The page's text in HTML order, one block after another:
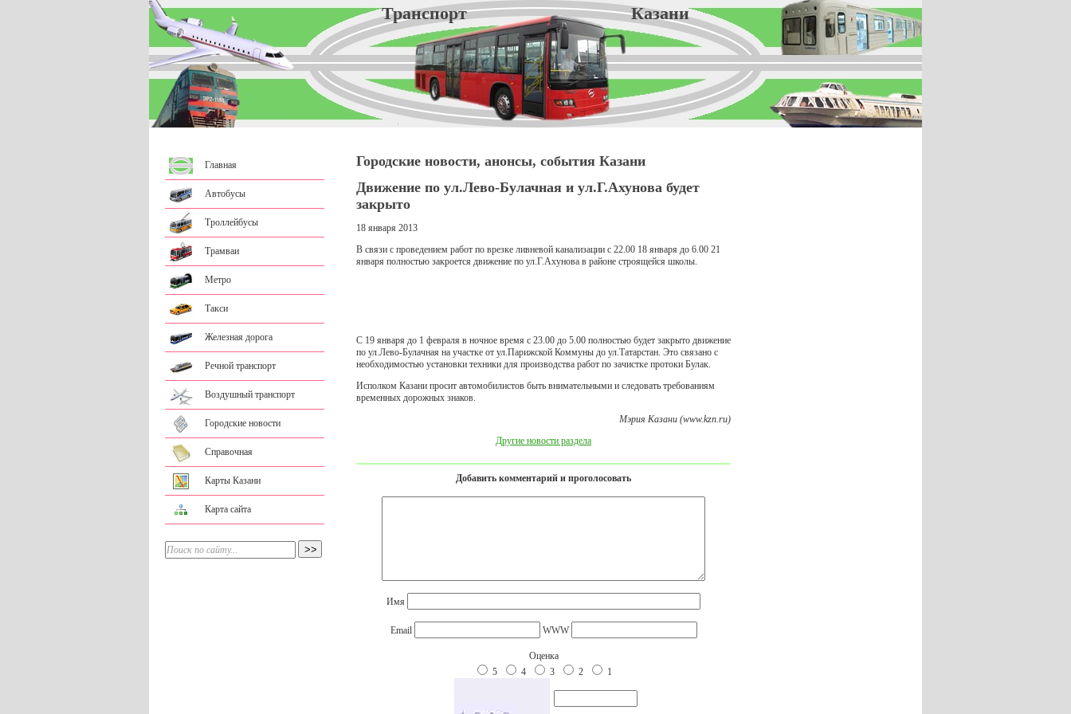
Транспорт Казани
Главная
Автобусы
Троллейбусы
Трамваи
Метро
Такси
Железная дорога
Речной транспорт
Воздушный транспорт
Городские новости
Справочная
Карты Казани
Карта сайта
Городские новости, анонсы, события Казани
Движение по ул.Лево-Булачная и ул.Г.Ахунова будет
закрыто
18 января 2013
В связи с проведением работ по врезке ливневой канализации с 22.00 18 января до 6.00 21
января полностью закроется движение по ул.Г.Ахунова в районе строящейся школы.
С 19 января до 1 февраля в ночное время с 23.00 до 5.00 полностью будет закрыто движение
по ул.Лево-Булачная на участке от ул.Парижской Коммуны до ул.Татарстан. Это связано с
необходимостью установки техники для производства работ по зачистке протоки Булак.
Исполком Казани просит автомобилистов быть внимательными и следовать требованиям
временных дорожных знаков.
Мэрия Казани (www.kzn.ru)
Другие новости раздела
Добавить комментарий и проголосовать
Имя
Email WWW
Оценка
5
4 3 2 1